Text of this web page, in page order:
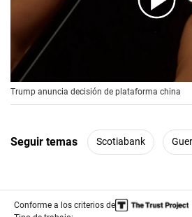
Trump anuncia decisión de plataforma china
Seguir temas Scotiabank
Conforme a los criterios de